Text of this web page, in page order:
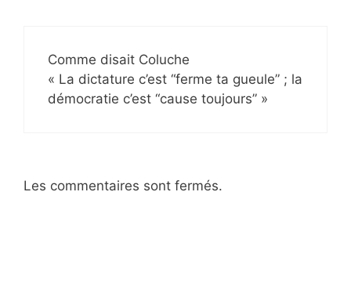
Comme disait Coluche
« La dictature c’est “ferme ta gueule” ; la
démocratie c’est “cause toujours” »
Les commentaires sont fermés.